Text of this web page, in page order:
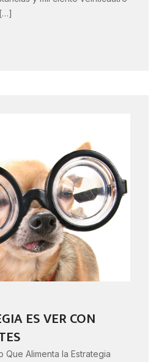
ES VER CON
Que Alimenta la Estrategia